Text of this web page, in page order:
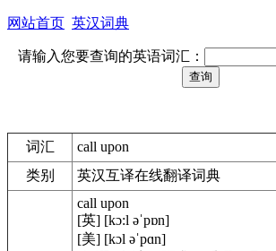
网站首页 英汉词典
请输入您要查询的英语词汇：
词汇
call upon
类别
英汉互译在线翻译词典
call upon
[英] [kɔ:l əˈpɒn]
[美] [kɔl əˈpɑn]